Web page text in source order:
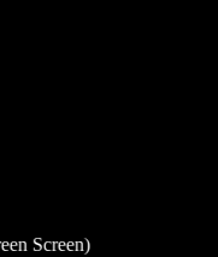
Screen)